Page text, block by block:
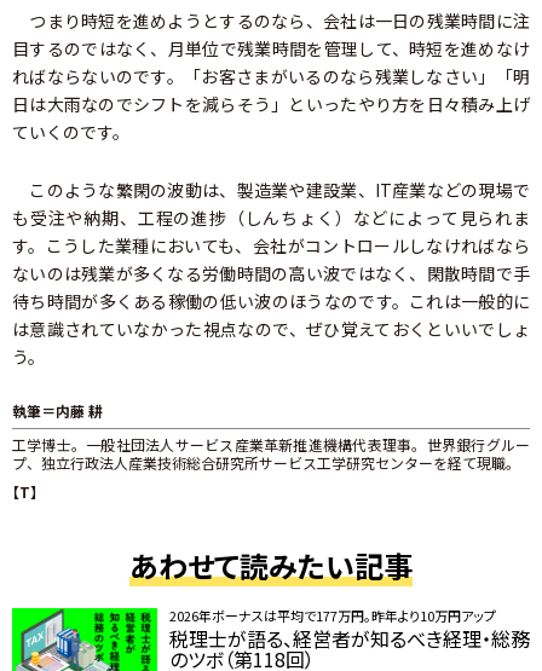
つまり時短を進めようとするのなら、会社は一日の残業時間に注
目するのではなく、月単位で残業時間を管理して、時短を進めなけ
ればならないのです。「お客さまがいるのなら残業しなさい」「明
日は大雨なのでシフトを減らそう」といったやり方を日々積み上げ
ていくのです。
このような繁閑の波動は、製造業や建設業、IT産業などの現場で
も受注や納期、工程の進捗（しんちょく）などによって見られま
す。こうした業種においても、会社がコントロールしなければなら
ないのは残業が多くなる労働時間の高い波ではなく、閑散時間で手
待ち時間が多くある稼働の低い波のほうなのです。これは一般的に
は意識されていなかった視点なので、ぜひ覚えておくといいでしょ
う。
執筆＝内藤 耕
工学博士。一般社団法人サービス産業革新推進機構代表理事。世界銀行グルー
プ、独立行政法人産業技術総合研究所サービス工学研究センターを経て現職。
【T】
あわせて読みたい記事
2026年ボーナスは平均で177万円。昨年より10万円アップ
税理士が語る、経営者が知るべき経理・総務
のツボ（第118回）